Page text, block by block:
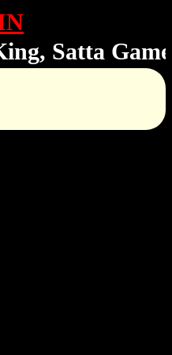
Satta